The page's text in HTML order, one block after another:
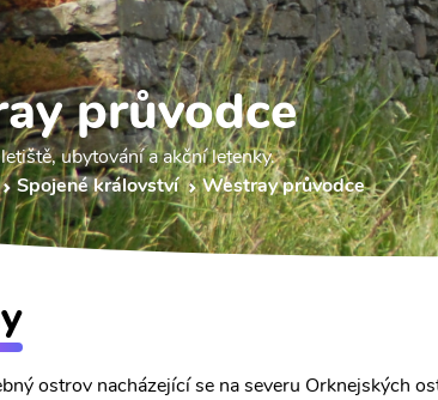
průvodce
ubytování a akční letenky.
Spojené království Westray průvodce
ostrov nacházející se na severu Orknejských